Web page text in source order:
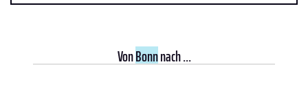
VonBonnnach ...